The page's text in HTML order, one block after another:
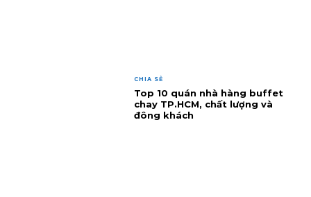
CHIA SẺ
Top 10 quán nhà hàng buffet
chay TP.HCM, chất lượng và
đông khách